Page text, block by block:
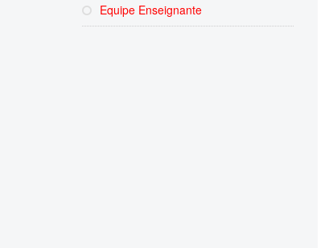
Equipe Enseignante